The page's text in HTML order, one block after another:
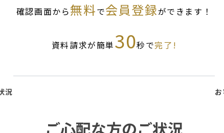
確認画面から無料で会員登録ができます！
資料請求が簡単30秒で完了!
況